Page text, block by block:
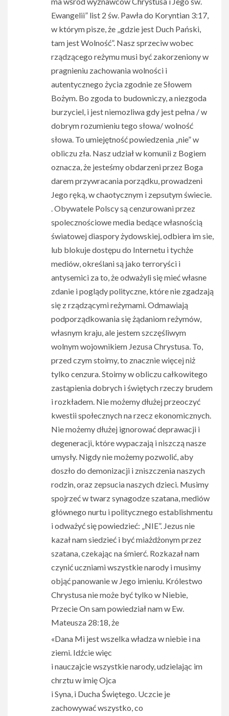
Ewangelii” list 2 św. Pawła do Koryntian 3:17,
w którym pisze, że „gdzie jest Duch Pański,
tam jest Wolność”. Nasz sprzeciw wobec
rządzącego reżymu musi być zakorzeniony w
pragnieniu zachowania wolności i
autentycznego życia zgodnie ze Słowem
Bożym. Bo zgoda to budowniczy, a niezgoda
burzyciel, i jest niemozliwa gdy jest pełna / w
dobrym rozumieniu tego słowa/ wolność
słowa. To umiejętność powiedzenia „nie” w
obliczu zła. Nasz udział w komunii z Bogiem
oznacza, że ​​jesteśmy obdarzeni przez Boga
darem przywracania porządku, prowadzeni
Jego ręką, w chaotycznym i zepsutym świecie.
. Obywatele Polscy są cenzurowani przez
spolecznościowe media bedące własnością
światowej diaspory żydowskiej, odbiera im sie,
lub blokuje dostępu do Internetu i tychże
mediów, określani są jako terroryści i
antysemici za to, że odważyli się mieć własne
zdanie i poglądy polityczne, które nie zgadzają
się z rządzącymi reżymami. Odmawiają
podporządkowania się żądaniom reżymów,
własnym kraju, ale jestem szczęśliwym
wolnym wojownikiem Jezusa Chrystusa. To,
przed czym stoimy, to znacznie więcej niż
tylko cenzura. Stoimy w obliczu całkowitego
zastąpienia dobrych i świętych rzeczy brudem
i rozkładem. Nie możemy dłużej przeoczyć
kwestii społecznych na rzecz ekonomicznych.
Nie możemy dłużej ignorować deprawacji i
degeneracji, które wypaczają i niszczą nasze
umysły. Nigdy nie możemy pozwolić, aby
doszło do demonizacji i zniszczenia naszych
rodzin, oraz zepsucia naszych dzieci. Musimy
spojrzeć w twarz synagodze szatana, mediów
głównego nurtu i politycznego establishmentu
i odważyć się powiedzieć: „NIE”. Jezus nie
kazał nam siedzieć i być miażdżonym przez
szatana, czekając na śmierć. Rozkazał nam
czynić uczniami wszystkie narody i musimy
objąć panowanie w Jego imieniu. Królestwo
Chrystusa nie może być tylko w Niebie,
Przecie On sam powiedział nam w Ew.
Mateusza 28:18, że
«Dana Mi jest wszelka władza w niebie i na
ziemi. Idźcie więc
i nauczajcie wszystkie narody, udzielając im
chrztu w imię Ojca
i Syna, i Ducha Świętego. Uczcie je
zachowywać wszystko, co